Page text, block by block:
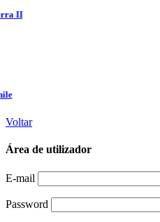
Voltar
Área de utilizador
E-mail
Password